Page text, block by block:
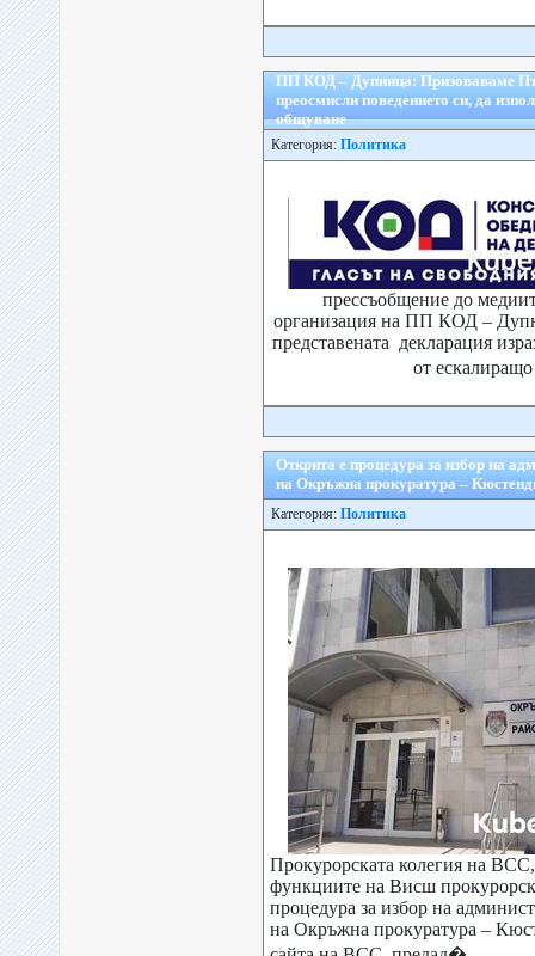
ПП КОД – Дупница: Призоваваме
преосмисли поведението си, да
общуване
Категория: Политика
прессъобщение до
организация на ПП КОД –
представената декларация
от
Открита е процедура за избор на
на Окръжна прокуратура –
Категория: Политика
Прокурорската колегия на
функциите на Висш
процедура за избор на
на Окръжна прокуратура –